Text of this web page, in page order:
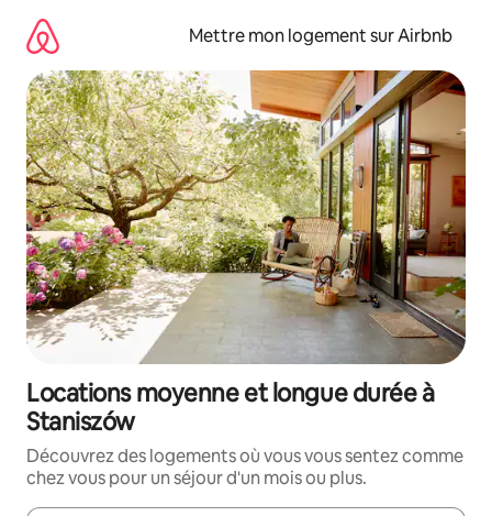
directement
contenu
Mettre mon logement sur Airbnb
Locations moyenne et longue durée à
Staniszów
Découvrez des logements où vous vous sentez comme
chez vous pour un séjour d'un mois ou plus.